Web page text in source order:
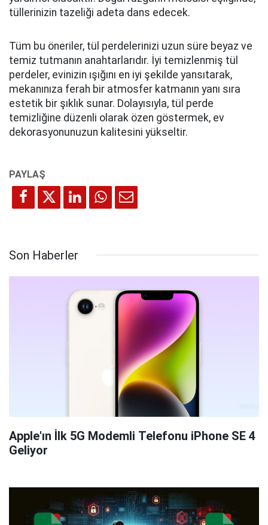
tüllerinizin tazeliği adeta dans edecek.
Tüm bu öneriler, tül perdelerinizi uzun süre beyaz ve
temiz tutmanın anahtarlarıdır. İyi temizlenmiş tül
perdeler, evinizin ışığını en iyi şekilde yansıtarak,
mekanınıza ferah bir atmosfer katmanın yanı sıra
estetik bir şıklık sunar. Dolayısıyla, tül perde
temizliğine düzenli olarak özen göstermek, ev
dekorasyonunuzun kalitesini yükseltir.
Son Haberler
Apple'ın İlk 5G Modemli Telefonu iPhone SE 4
Geliyor